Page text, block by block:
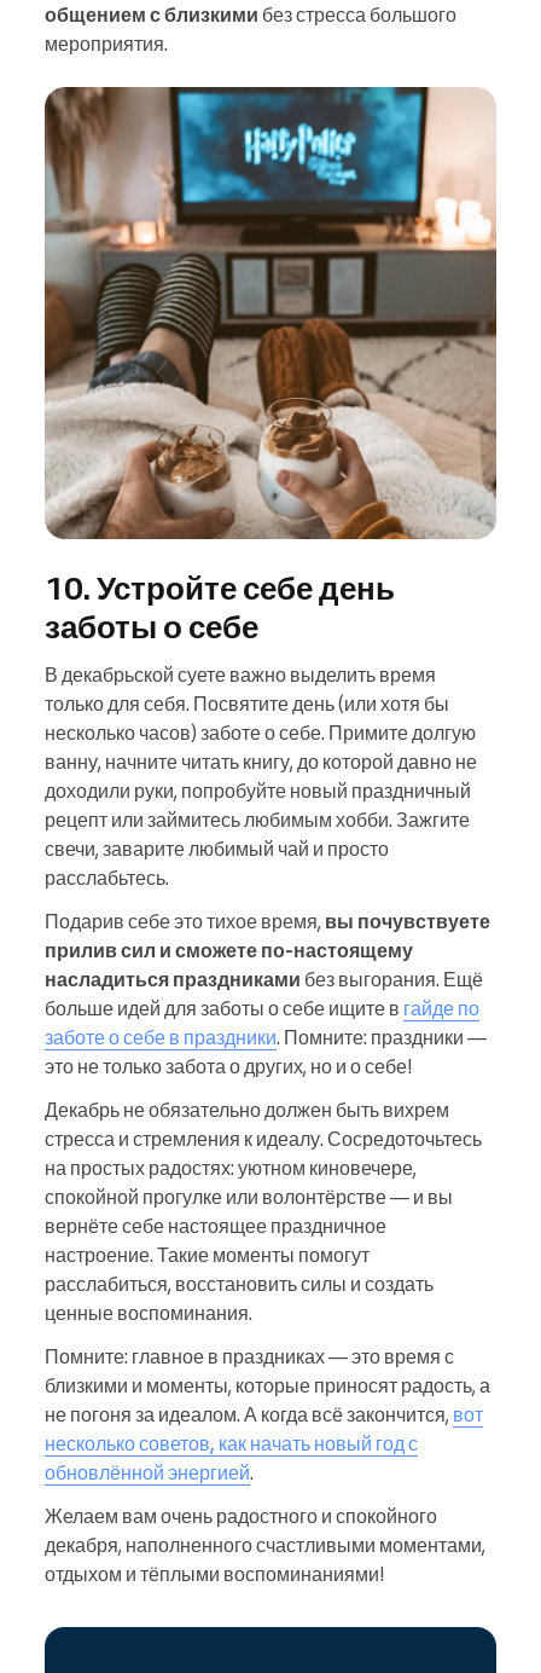
общением с близкими без стресса большого
мероприятия.
10. Устройте себе день
заботы о себе
В декабрьской суете важно выделить время
только для себя. Посвятите день (или хотя бы
несколько часов) заботе о себе. Примите долгую
ванну, начните читать книгу, до которой давно не
доходили руки, попробуйте новый праздничный
рецепт или займитесь любимым хобби. Зажгите
свечи, заварите любимый чай и просто
расслабьтесь.
Подарив себе это тихое время, вы почувствуете
прилив сил и сможете по‑настоящему
насладиться праздниками без выгорания. Ещё
больше идей для заботы о себе ищите в гайде по
заботе о себе в праздники. Помните: праздники —
это не только забота о других, но и о себе!
Декабрь не обязательно должен быть вихрем
стресса и стремления к идеалу. Сосредоточьтесь
на простых радостях: уютном киновечере,
спокойной прогулке или волонтёрстве — и вы
вернёте себе настоящее праздничное
настроение. Такие моменты помогут
расслабиться, восстановить силы и создать
ценные воспоминания.
Помните: главное в праздниках — это время с
близкими и моменты, которые приносят радость, а
не погоня за идеалом. А когда всё закончится, вот
несколько советов, как начать новый год с
обновлённой энергией.
Желаем вам очень радостного и спокойного
декабря, наполненного счастливыми моментами,
отдыхом и тёплыми воспоминаниями!